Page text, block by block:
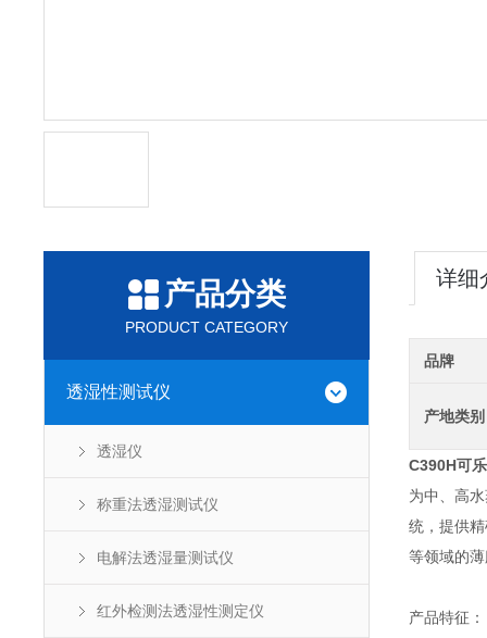
产品分类
PRODUCT CATEGORY
透湿性测试仪
透湿仪
称重法透湿测试仪
电解法透湿量测试仪
红外检测法透湿性测定仪
详细
品牌
产地类别
C390H可
为中、高
统，提供
等领域的
产品特征：